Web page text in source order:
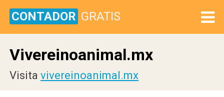
CONTADOR GRATIS
Vivereinoanimal.mx
Visita vivereinoanimal.mx